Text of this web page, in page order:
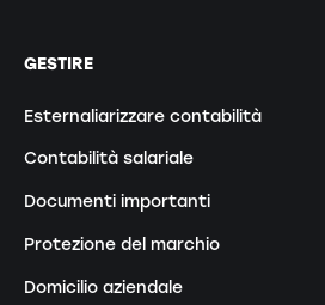
GESTIRE
Esternaliarizzare contabilità
Contabilità salariale
Documenti importanti
Protezione del marchio
Domicilio aziendale